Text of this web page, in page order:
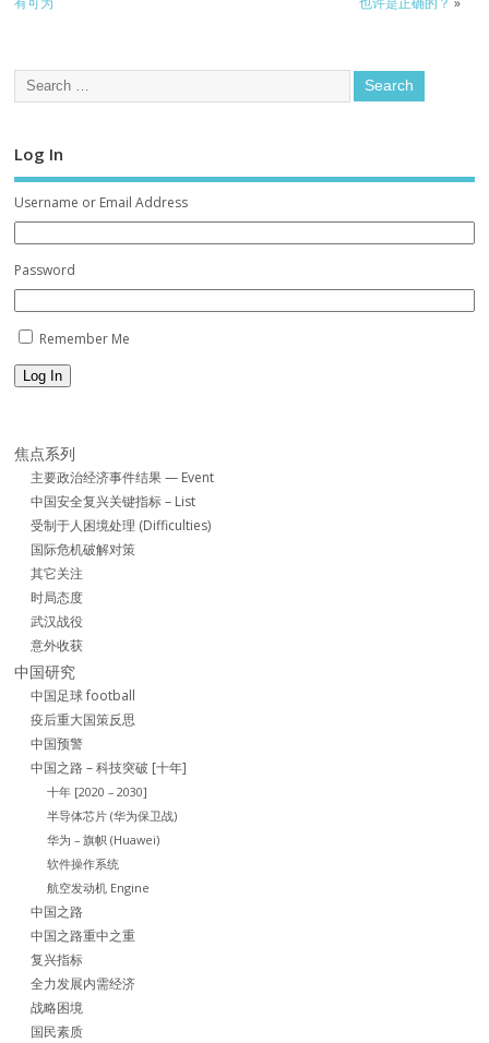
Log In
Username or Email Address
Password
Remember Me
Log In
焦点系列
主要政治经济事件结果 — Event
中国安全复兴关键指标 – List
受制于人困境处理 (Difficulties)
国际危机破解对策
其它关注
时局态度
武汉战役
意外收获
中国研究
中国足球 football
疫后重大国策反思
中国预警
中国之路 – 科技突破 [十年]
十年 [2020 – 2030]
半导体芯片 (华为保卫战)
华为 – 旗帜 (Huawei)
软件操作系统
航空发动机 Engine
中国之路
中国之路重中之重
复兴指标
全力发展内需经济
战略困境
国民素质